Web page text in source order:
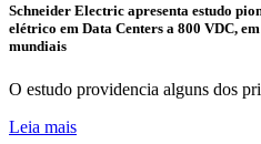
Schneider Electric apresenta estudo
elétrico em Data Centers a 800 VDC,
mundiais
O estudo providencia alguns dos
Leia mais